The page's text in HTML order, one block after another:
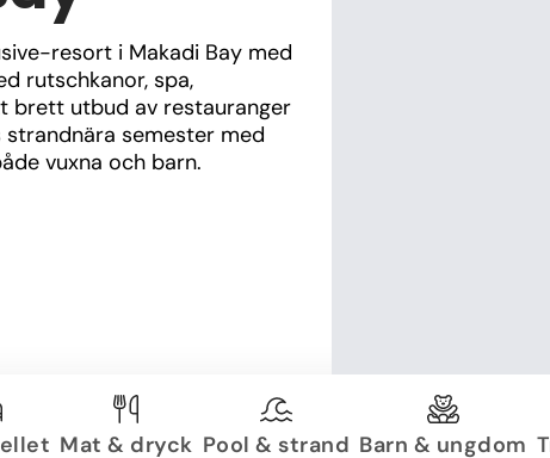
resort i Makadi Bay med
rutschkanor, spa,
brett utbud av restauranger
semester med
vuxna och barn.
Mat & dryck Pool & strand Barn & ungdom